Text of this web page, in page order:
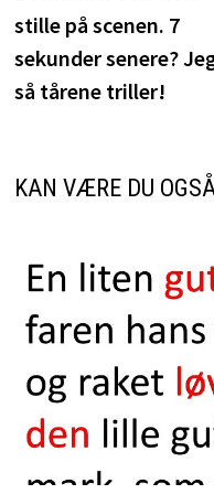
stille på scenen. 7
sekunder senere?
så tårene triller!
KAN VÆRE DU